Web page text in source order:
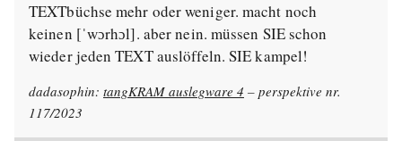
TEXTbüchse mehr oder weniger. macht noch
keinen [ˈwɔrhɔl]. aber nein. müssen SIE schon
wieder jeden TEXT auslöffeln. SIE kampel!
dadasophin: tangKRAM auslegware 4 – perspektive nr.
117/2023